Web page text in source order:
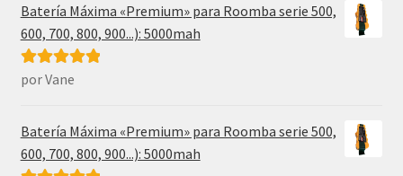
Batería Máxima «Premium» para Roomba serie 500,
600, 700, 800, 900...): 5000mah
Valorado con
por Vane
Batería Máxima «Premium» para Roomba serie 500,
600, 700, 800, 900...): 5000mah